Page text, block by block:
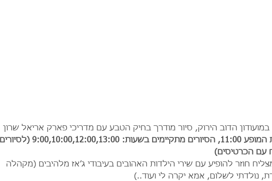
הדוב הירוק, סיור מודרך בחיק הטבע עם מדריכי פארק אריאל שרון
11:00, הסיורים
מתקיימים בשעות: 9:00,10:00,12:00,13:00 (לסיורים
עם הכרטיסים)
חוזר להופיע עם שירי הילדות האהובים בעיבודי ג׳אז מלהיבים (מקהלה
נולדתי לשלום, אמא יקרה לי ועוד..)